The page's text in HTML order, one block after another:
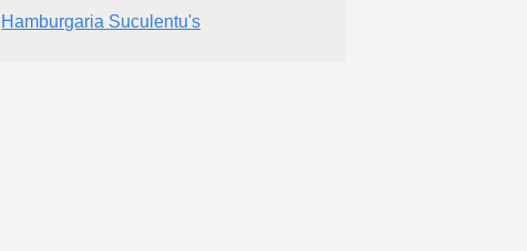
Hamburgaria Suculentu's